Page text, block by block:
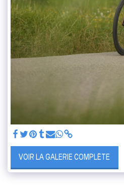
VOIR LA GALERIE COMPLÈTE